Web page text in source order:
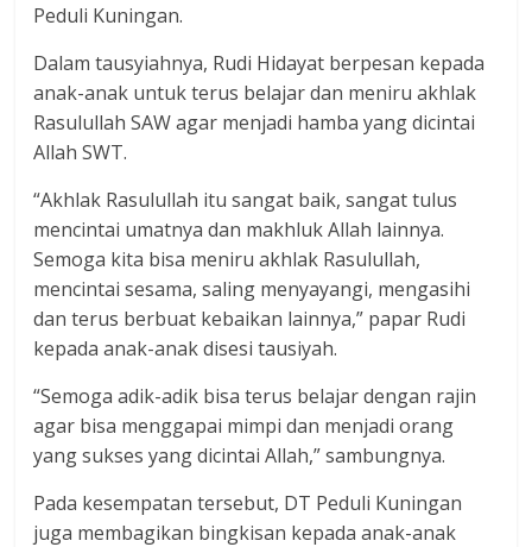
Peduli Kuningan.
Dalam tausyiahnya, Rudi Hidayat berpesan kepada
anak-anak untuk terus belajar dan meniru akhlak
Rasulullah SAW agar menjadi hamba yang dicintai
Allah SWT.
“Akhlak Rasulullah itu sangat baik, sangat tulus
mencintai umatnya dan makhluk Allah lainnya.
Semoga kita bisa meniru akhlak Rasulullah,
mencintai sesama, saling menyayangi, mengasihi
dan terus berbuat kebaikan lainnya,” papar Rudi
kepada anak-anak disesi tausiyah.
“Semoga adik-adik bisa terus belajar dengan rajin
agar bisa menggapai mimpi dan menjadi orang
yang sukses yang dicintai Allah,” sambungnya.
Pada kesempatan tersebut, DT Peduli Kuningan
juga membagikan bingkisan kepada anak-anak